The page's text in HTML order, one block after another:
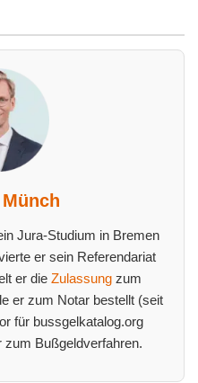
Jura-Studium in Bremen
er sein Referendariat
er die Zulassung zum
er zum Notar bestellt (seit
für bussgelkatalog.org
Bußgeldverfahren.